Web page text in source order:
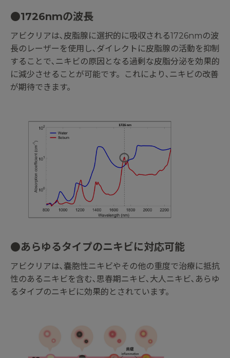
●1726nmの波長
アビクリアは､皮脂腺に選択的に吸収される1726nmの波
長のレーザーを使用し､ダイレクトに皮脂腺の活動を抑制
することで､ニキビの原因となる過剰な皮脂分泌を効果的
に減少させることが可能です。これにより､ニキビの改善
が期待できます。
●あらゆるタイプのニキビに対応可能
アビクリアは､嚢胞性ニキビやその他の重度で治療に抵抗
性のあるニキビを含む､思春期ニキビ､大人ニキビ､あらゆ
るタイプのニキビに効果的とされています。